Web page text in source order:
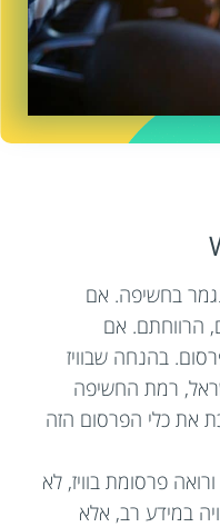
בחשיפה. אם
הרווחתם. אם
בהנחה שבוויז
בישראל, רמת החשיפה
את כלי הפרסום הזה
פרסומת בוויז, לא
במידע רב, אלא